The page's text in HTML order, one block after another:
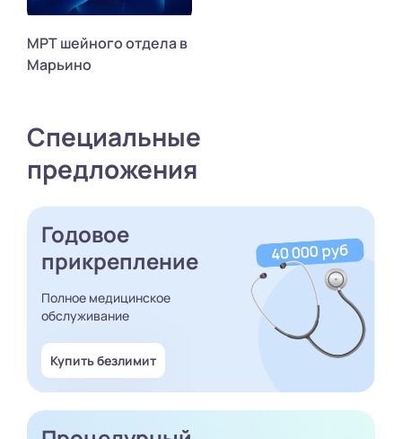
МРТ шейного отдела в
Марьино
Специальные
предложения
Годовое
прикрепление
Полное медицинское
обслуживание
Купить безлимит